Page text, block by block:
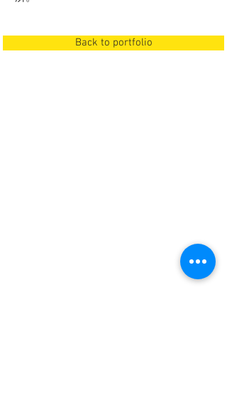
Back to portfolio